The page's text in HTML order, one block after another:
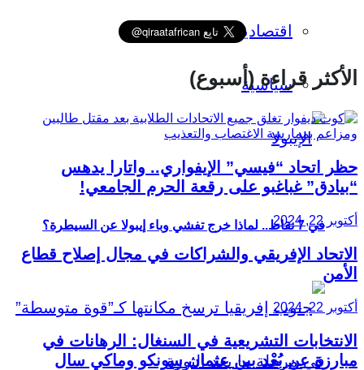
اقتصادية
سياسية
في 7 نقاط.. لماذا خرج تفشي وباء إيبولا عن السيطرة؟
الأكثر قراءة (أسبوع)
حظر اتحاد “فيسي” الإيفواري.. واتارا يدهس
“بيادق” غباغبو على رقعة الحرم الجامعي!
أكتوبر 22, 2024
الاتحاد الإفريقي والشراكات في مجال إصلاح قطاع
الأمن
أكتوبر 22, 2024
الانتخابات التشريعية في السنغال: الرهانات في
مبارزة عن بُعْد بين عثمان سونكو وماكي سال